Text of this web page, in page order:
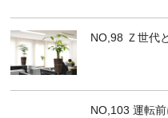
NO,98 Ｚ世代
NO,103 運転